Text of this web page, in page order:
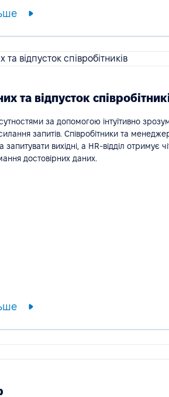
та відпусток
за допомогою інтуїтивно
запитів. Співробітники та
запитувати вихідні, а HR-відділ отримує
достовірних даних.